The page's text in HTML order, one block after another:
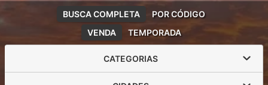
VENDA TEMPORADA
BUSCA COMPLETA POR CÓDIGO
CATEGORIAS